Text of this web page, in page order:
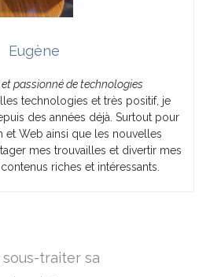
Eugène
passionné de technologies
technologies et très positif, je
des années déjà. Surtout pour
et Web ainsi que les nouvelles
mes trouvailles et divertir mes
riches et intéressants.
traiter sa